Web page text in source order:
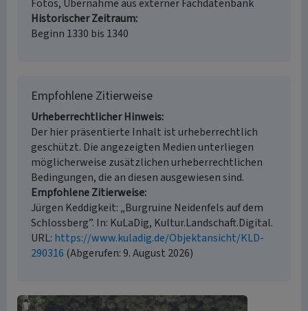
Fotos, Übernahme aus externer Fachdatenbank
Historischer Zeitraum
Beginn 1330 bis 1340
Empfohlene Zitierweise
Urheberrechtlicher Hinweis
Der hier präsentierte Inhalt ist urheberrechtlich
geschützt. Die angezeigten Medien unterliegen
möglicherweise zusätzlichen urheberrechtlichen
Bedingungen, die an diesen ausgewiesen sind.
Empfohlene Zitierweise
Jürgen Keddigkeit: „Burgruine Neidenfels auf dem
Schlossberg”. In: KuLaDig, Kultur.Landschaft.Digital.
URL: https://www.kuladig.de/Objektansicht/KLD-
290316 (Abgerufen: 9. August 2026)